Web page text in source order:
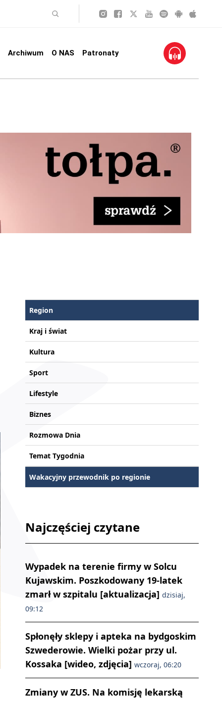
Archiwum O NAS Patronaty
Region
Kraj i świat
Kultura
Sport
Lifestyle
Biznes
Rozmowa Dnia
Temat Tygodnia
Wakacyjny przewodnik po regionie
Najczęściej czytane
Wypadek na terenie firmy w Solcu
Kujawskim. Poszkodowany 19-latek
zmarł w szpitalu [aktualizacja] dzisiaj,
09:12
Spłonęły sklepy i apteka na bydgoskim
Szwederowie. Wielki pożar przy ul.
Kossaka [wideo, zdjęcia] wczoraj, 06:20
Zmiany w ZUS. Na komisję lekarską